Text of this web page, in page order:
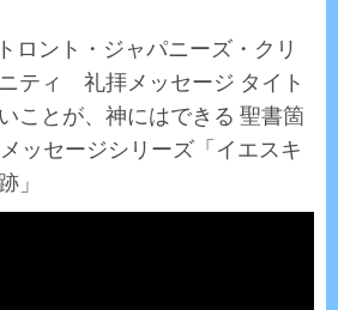
ント・ジャパニーズ・クリ
ティ 礼拝メッセージ タイト
ことが、神にはできる 聖書箇
ッセージシリーズ「イエスキ
」